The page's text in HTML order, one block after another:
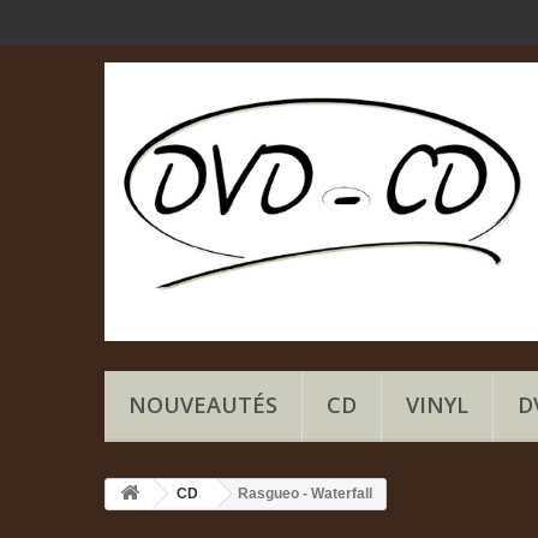
NOUVEAUTÉS CD VINYL
CD Rasgueo - Waterfall